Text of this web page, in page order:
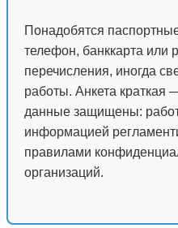
Понадобятся
телефон, банккарта или
перечисления, иногда
работы. Анкета краткая
данные защищены:
информацией
правилами
организаций.